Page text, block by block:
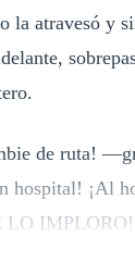
la atravesó y
de ruta!
hospital! ¡Al
LO IMPLORO!